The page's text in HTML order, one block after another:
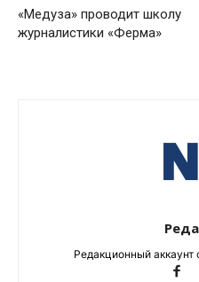
«Медуза» проводит школу
журналистики «Ферма»
Редакционный аккаунт